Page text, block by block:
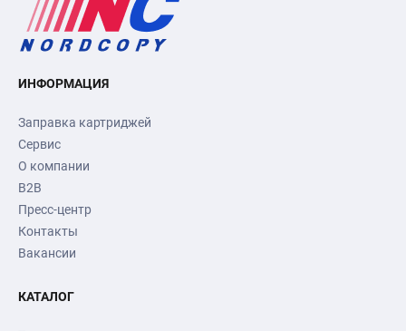
ИНФОРМАЦИЯ
Заправка картриджей
Сервис
О компании
B2B
Пресс-центр
Контакты
Вакансии
КАТАЛОГ